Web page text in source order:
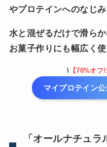
やプロテインへのなじ
水と混ぜるだけで滑ら
お菓子作りにも幅広く
\ 【70%オフ
マイプロテイン
「オールナチュ